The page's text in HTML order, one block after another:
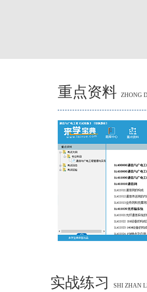
重点资料 ZHONG
实战练习 SHI ZHAN